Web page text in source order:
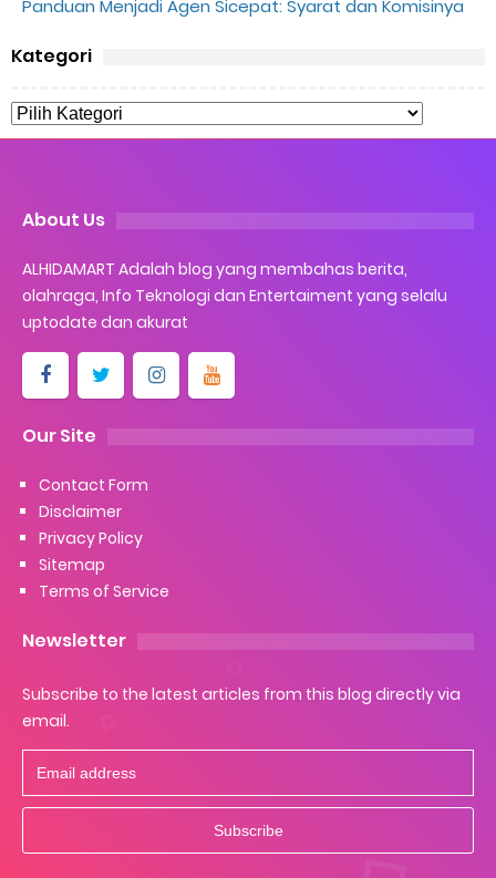
Panduan Menjadi Agen Sicepat: Syarat dan Komisinya
Kategori
About Us
ALHIDAMART Adalah blog yang membahas berita,
olahraga, Info Teknologi dan Entertaiment yang selalu
uptodate dan akurat
Our Site
Contact Form
Disclaimer
Privacy Policy
Sitemap
Terms of Service
Newsletter
Subscribe to the latest articles from this blog directly via
email.